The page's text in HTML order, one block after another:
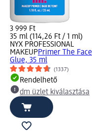
3 999 Ft
35 ml (114,26 Ft / 1 ml)
NYX PROFESSIONAL
MAKEUPPrimer The Face
Glue, 35 ml
(1337)
Rendelhető
dm üzlet kiválasztása